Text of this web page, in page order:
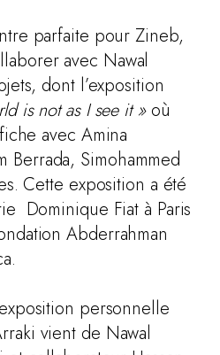
parfaite pour Zineb,
avec Nawal
dont l’exposition
is not as I see it »où
avec Amina
Berrada, Simohammed
Cette exposition a été
Dominique Fiat à Paris
Abderrahman
personnelle
vient de Nawal